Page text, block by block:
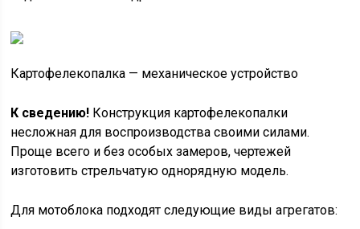
Картофелекопалка — механическое устройство
К сведению! Конструкция картофелекопалки
несложная для воспроизводства своими силами.
Проще всего и без особых замеров, чертежей
изготовить стрельчатую однорядную модель.
Для мотоблока подходят следующие виды агрегатов: